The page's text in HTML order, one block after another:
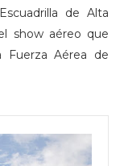
de Alta
show aéreo que
Fuerza Aérea de